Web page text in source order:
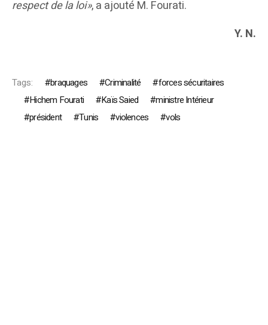
respect de la loi», a ajouté M. Fourati.
Y. N.
Tags: braquages Criminalité
forces sécuritaires
Hichem Fourati
Kaïs Saied
ministre Intérieur
président
Tunis violences vols